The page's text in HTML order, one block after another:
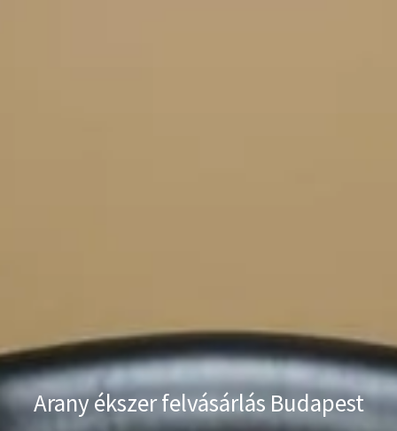
Arany ékszer felvásárlás Budapest